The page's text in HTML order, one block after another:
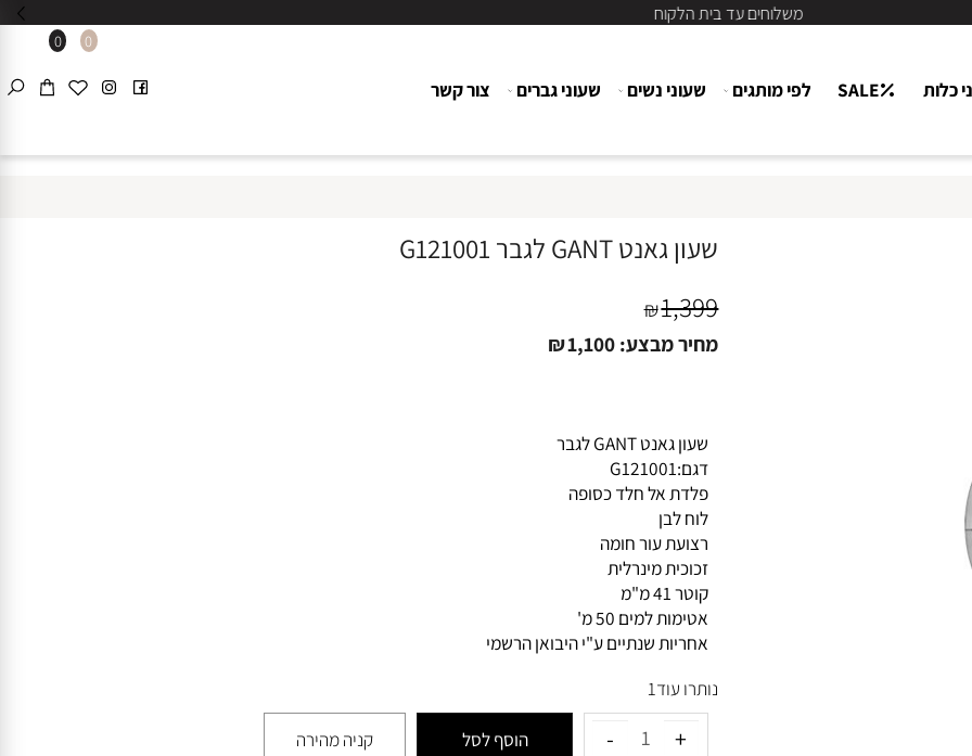
משלוחים עד בית הלקוח
0 0
SALE לפי מותגים שעוני נשים שעוני גברים צור קשר
שעון גאנט GANT לגבר G121001
₪1,399
מחיר מבצע: ₪1,100
שעון גאנט GANT לגבר
דגם:G121001
פלדת אל חלד כסופה
לוח לבן
רצועת עור חומה
זכוכית מינרלית
קוטר 41 מ"מ
אטימות למים 50 מ'
נותרו עוד1